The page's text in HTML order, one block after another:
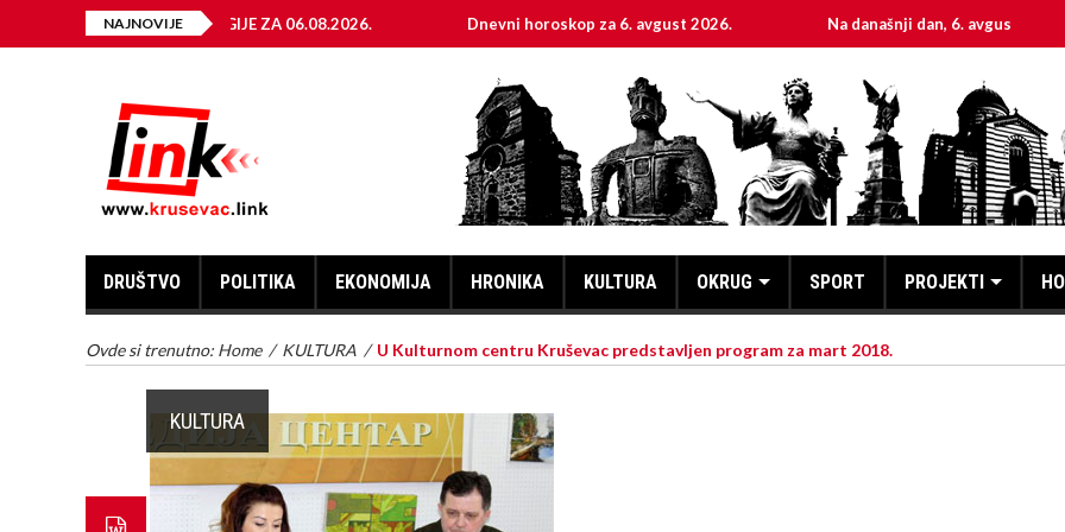
NAJNOVIJE
ELEKTRIČNE ENERGIJE ZA 06.08.2026. Dnevni horoskop za 6. avgust 2026. Na današnji dan, 6. avgust
DRUŠTVO POLITIKA EKONOMIJA HRONIKA KULTURA OKRUG SPORT PROJEKTI
Ovde si trenutno: Home / KULTURA / U Kulturnom centru Kruševac predstavljen program za mart 2018.
KULTURA